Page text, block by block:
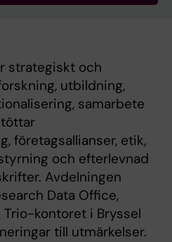
strategiskt och
utbildning,
samarbete
företagsallianser, etik,
och efterlevnad
Avdelningen
Data Office,
kontoret i Bryssel
till utmärkelser.